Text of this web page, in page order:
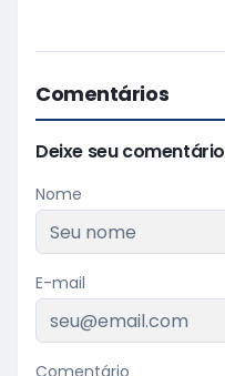
Comentários
Deixe seu comentário
Nome
E-mail
Comentário